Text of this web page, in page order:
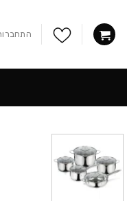
content